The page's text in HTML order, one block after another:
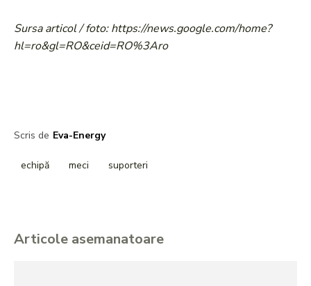
Sursa articol / foto: https://news.google.com/home?
hl=ro&gl=RO&ceid=RO%3Aro
Scris de Eva-Energy
echipă meci suporteri
Articole asemanatoare